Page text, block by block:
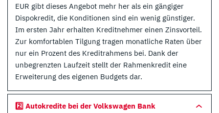
EUR gibt dieses Angebot mehr her als ein gängiger
Dispokredit, die Konditionen sind ein wenig günstiger.
Im ersten Jahr erhalten Kreditnehmer einen Zinsvorteil.
Zur komfortablen Tilgung tragen monatliche Raten über
nur ein Prozent des Kreditrahmens bei. Dank der
unbegrenzten Laufzeit stellt der Rahmenkredit eine
Erweiterung des eigenen Budgets dar.
2️⃣ Autokredite bei der Volkswagen Bank